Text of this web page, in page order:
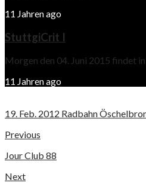
11 Jahren ago
StuttgiCrit I
Morgen den 04. Juni 2015 findet
11 Jahren ago
19. Feb. 2012 Radbahn
Previous
Jour Club 88
Next